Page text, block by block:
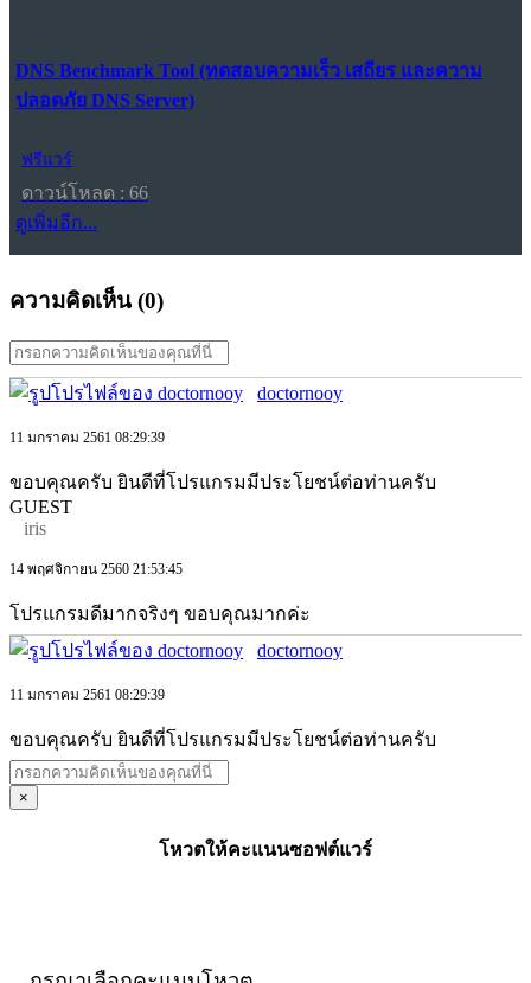
DNS Benchmark Tool (ทดสอบความเร็ว เสถียร และความ
ปลอดภัย DNS Server)
ฟรีแวร์
ดาวน์โหลด : 66
ดูเพิ่มอีก...
ความคิดเห็น (0)
doctornooy
11 มกราคม 2561 08:29:39
ขอบคุณครับ ยินดีที่โปรแกรมมีประโยชน์ต่อท่านครับ
GUEST
iris
14 พฤศจิกายน 2560 21:53:45
โปรแกรมดีมากจริงๆ ขอบคุณมากค่ะ
doctornooy
11 มกราคม 2561 08:29:39
ขอบคุณครับ ยินดีที่โปรแกรมมีประโยชน์ต่อท่านครับ
×
โหวตให้คะแนนซอฟต์แวร์